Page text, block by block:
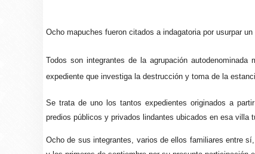
Ocho mapuches fueron citados a indagatoria por usurpar
Todos son integrantes de la agrupación
expediente que investiga la destrucción y toma de la
Se trata de uno los tantos expedientes originados a
predios públicos y privados lindantes ubicados en esa villa
Ocho de sus integrantes, varios de ellos familiares entre